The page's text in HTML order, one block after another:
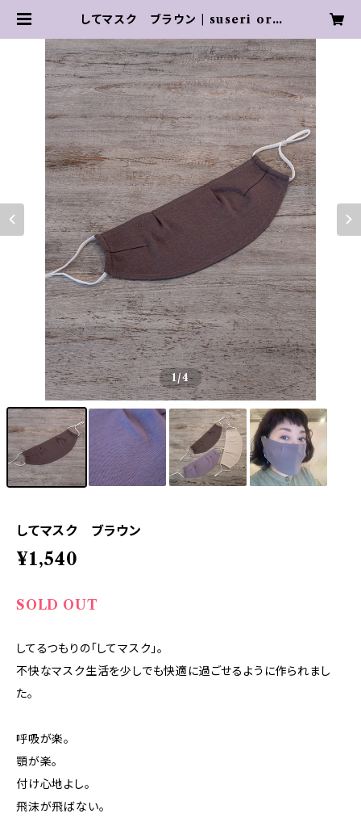
してマスク ブラウン | suseri org
1/4
してマスク ブラウン
¥1,540
SOLD OUT
してるつもりの「してマスク」。
不快なマスク生活を少しでも快適に過ごせるように作られまし
た。
呼吸が楽。
顎が楽。
付け心地よし。
飛沫が飛ばない。